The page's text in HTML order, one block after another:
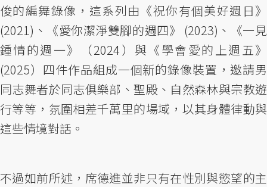
俊的編舞錄像，這系列由《祝你有個美好週日》
(2021)、《愛你潔淨雙腳的週四》 (2023)、《一見
鍾情的週一》（2024）與《學會愛的上週五》
(2025）四件作品組成一個新的錄像裝置，邀請男
同志舞者於同志俱樂部、聖殿、自然森林與宗教遊
行等等，氛圍相差千萬里的場域，以其身體律動與
這些情境對話。
不過如前所述，席德進並非只有在性別與慾望的主